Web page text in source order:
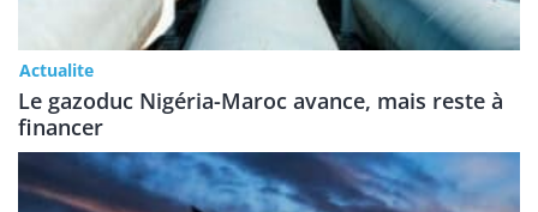
Actualite
Le gazoduc Nigéria-Maroc avance, mais reste à
financer